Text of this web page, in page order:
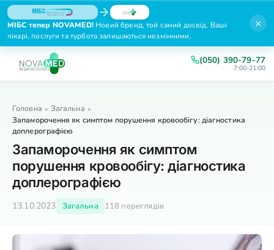
МІБС тепер NOVAMED!Новий бренд, той самий досвід. Ваші
лікарі, послуги та турбота залишаються незмінними.
×
(050) 390-79-77
7:00-21:00
Головна » Загальна »
Запаморочення як симптом порушення кровообігу: діагностика
доплерографією
Запаморочення як симптом
порушення кровообігу: діагностика
доплерографією
13.10.2023 Загальна 118 переглядів